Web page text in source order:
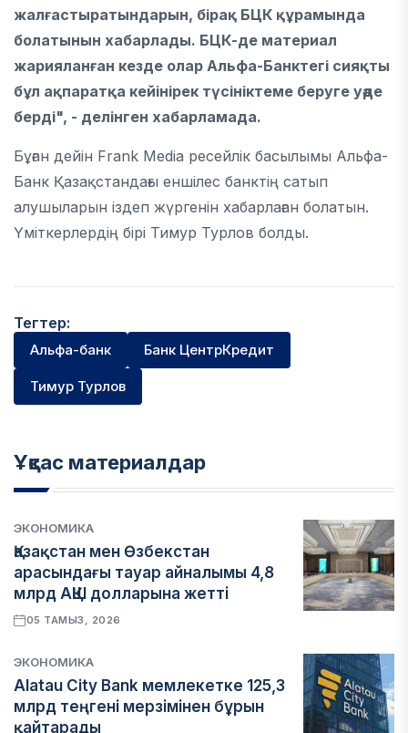
жалғастыратындарын, бірақ БЦК құрамында
болатынын хабарлады. БЦК-де материал
жарияланған кезде олар Альфа-Банктегі сияқты
бұл ақпаратқа кейінірек түсініктеме беруге уәде
берді", - делінген хабарламада.
Бұған дейін Frank Media ресейлік басылымы Альфа-
Банк Қазақстандағы еншілес банктің сатып
алушыларын іздеп жүргенін хабарлаған болатын.
Үміткерлердің бірі Тимур Турлов болды.
Тегтер:
Альфа-банк Банк ЦентрКредит
Тимур Турлов
Ұқсас материалдар
ЭКОНОМИКА
Қазақстан мен Өзбекстан
арасындағы тауар айналымы 4,8
млрд АҚШ долларына жетті
05 ТАМЫЗ, 2026
ЭКОНОМИКА
Alatau City Bank мемлекетке 125,3
млрд теңгені мерзімінен бұрын
қайтарады